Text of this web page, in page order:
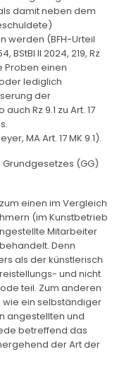
damit neben dem
werden (BFH-Urteil
BStBl II 2024, 219, Rz
Proben einen
lediglich
der
Rz 9.1 zu Art. 17
MA Art. 17 MK 9.1).
Grundgesetzes (GG)
einen im Vergleich
(im Kunstbetrieb
Mitarbeiter
Denn
als der künstlerisch
und nicht
teil. Zum anderen
wie ein selbständiger
angestellten und
betreffend das
der Art der